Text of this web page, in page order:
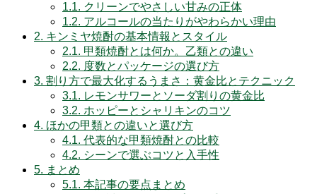
1.1. クリーンでやさしい甘みの正体
1.2. アルコールの当たりがやわらかい理由
2. キンミヤ焼酎の基本情報とスタイル
2.1. 甲類焼酎とは何か。乙類との違い
2.2. 度数とパッケージの選び方
3. 割り方で最大化するうまさ：黄金比とテクニック
3.1. レモンサワーとソーダ割りの黄金比
3.2. ホッピーとシャリキンのコツ
4. ほかの甲類との違いと選び方
4.1. 代表的な甲類焼酎との比較
4.2. シーンで選ぶコツと入手性
5. まとめ
5.1. 本記事の要点まとめ